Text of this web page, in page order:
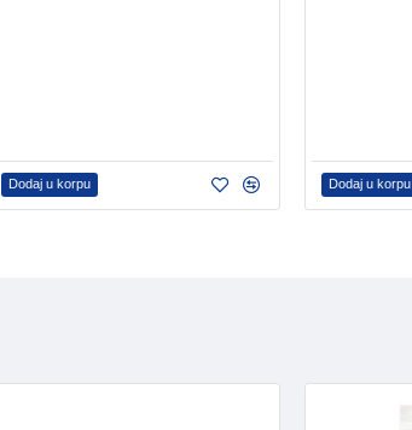
Dodaj u korpu Dodaj u korpu